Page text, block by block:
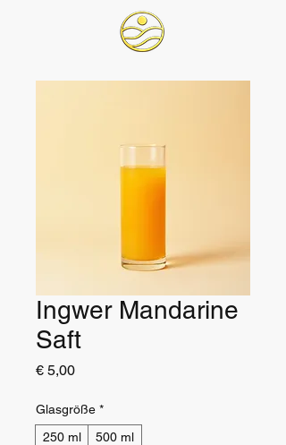
Ingwer Mandarine
Saft
€ 5,00Preis
Glasgröße *
250 ml
500 ml